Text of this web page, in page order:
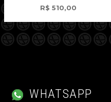
R$ 510,00
WHATSAPP